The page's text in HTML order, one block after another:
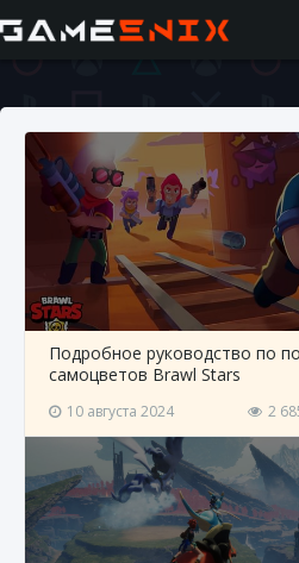
Подробное руководство по
самоцветов Brawl Stars
10 августа 2024 2